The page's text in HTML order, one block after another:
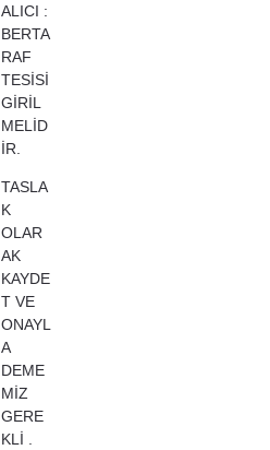
ALICI :
BERTA
RAF
TESİSİ
GİRİL
MELİD
İR.
TASLA
K
OLAR
AK
KAYDE
T VE
ONAYL
A
DEME
MİZ
GERE
KLİ .